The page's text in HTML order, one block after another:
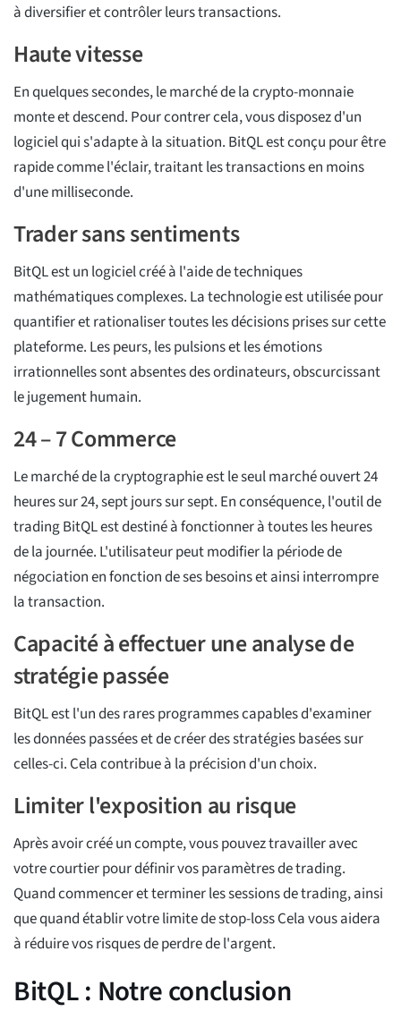
à diversifier et contrôler leurs transactions.
Haute vitesse
En quelques secondes, le marché de la crypto-monnaie
monte et descend. Pour contrer cela, vous disposez d'un
logiciel qui s'adapte à la situation. BitQL est conçu pour être
rapide comme l'éclair, traitant les transactions en moins
d'une milliseconde.
Trader sans sentiments
BitQL est un logiciel créé à l'aide de techniques
mathématiques complexes. La technologie est utilisée pour
quantifier et rationaliser toutes les décisions prises sur cette
plateforme. Les peurs, les pulsions et les émotions
irrationnelles sont absentes des ordinateurs, obscurcissant
le jugement humain.
24 – 7 Commerce
Le marché de la cryptographie est le seul marché ouvert 24
heures sur 24, sept jours sur sept. En conséquence, l'outil de
trading BitQL est destiné à fonctionner à toutes les heures
de la journée. L'utilisateur peut modifier la période de
négociation en fonction de ses besoins et ainsi interrompre
la transaction.
Capacité à effectuer une analyse de
stratégie passée
BitQL est l'un des rares programmes capables d'examiner
les données passées et de créer des stratégies basées sur
celles-ci. Cela contribue à la précision d'un choix.
Limiter l'exposition au risque
Après avoir créé un compte, vous pouvez travailler avec
votre courtier pour définir vos paramètres de trading.
Quand commencer et terminer les sessions de trading, ainsi
que quand établir votre limite de stop-loss Cela vous aidera
à réduire vos risques de perdre de l'argent.
BitQL : Notre conclusion